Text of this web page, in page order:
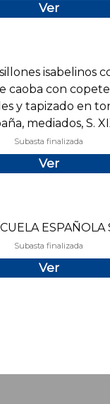
Ver
isabelinos
caoba con
y tapizado en
mediados, S.
Subasta finalizada
Ver
ESPAÑOLA
Subasta finalizada
Ver